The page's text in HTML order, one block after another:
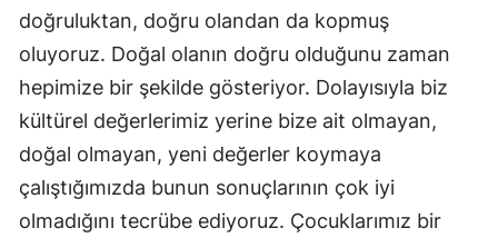
Iğdır
Yalova
Karabük
Kilis
Osmaniye
doğruluktan, doğru olandan da kopmuş
oluyoruz. Doğal olanın doğru olduğunu zaman
hepimize bir şekilde gösteriyor. Dolayısıyla biz
kültürel değerlerimiz yerine bize ait olmayan,
doğal olmayan, yeni değerler koymaya
çalıştığımızda bunun sonuçlarının çok iyi
olmadığını tecrübe ediyoruz. Çocuklarımız bir